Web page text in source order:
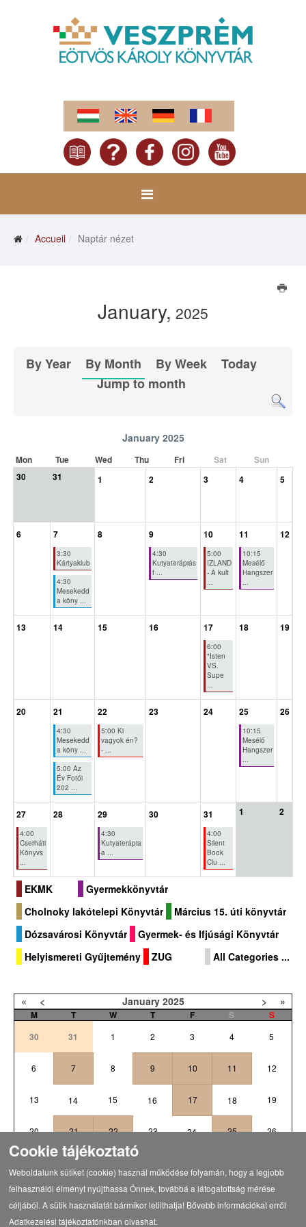
Accueil Naptár nézet
January, 2025
By Year By Month By Week
Today
Jump to month
January 2025
Mon Tue Wed Thu Fri Sat
Sun
30
31 1 2 3 4 5
6 7
3:30
Kártyaklub
4:30
Mesekedd
a köny ...
8 9
4:30
Kutyaterápiás
f ...
10
5:00
IZLAND
- A kult
...
11
10:15
Mesélő
Hangszer
...
12
13 14 15 16 17
6:00
"Isten
VS.
Supe
...
18 19
20 21
4:30
Mesekedd
a köny ...
5:00 Az
Év Fotói
202 ...
22
5:00 Ki
vagyok én?
- ...
23 24 25
10:15
Mesélő
Hangszer
...
26
27
4:00
Cserháti
Könyvs
...
28 29
4:30
Kutyaterápia
a ...
30 31
4:00
Silent
Book
Clu ...
1 2
EKMK
Gyermekkönyvtár
Cholnoky lakótelepi Könyvtár
Március 15. úti könyvtár
Dózsavárosi Könyvtár
Gyermek- és Ifjúsági Könyvtár
Helyismereti Gyűjtemény
ZUG All Categories ...
« < January 2025 > »
M T W T F S
S
30
31 1 2 3 4 5
6 7 8 9 10 11 12
13 14 15 16 17 18 19
20 21 22 23 24 25 26
28
Cookie tájékoztató
Weboldalunk sütiket (cookie) használ működése folyamán, hogy a legjobb
felhasználói élményt nyújthassa Önnek, továbbá a látogatottság mérése
céljából. A sütik használatát bármikor letilthatja! Bővebb információkat erről
Adatkezelési tájékoztatónkban olvashat.